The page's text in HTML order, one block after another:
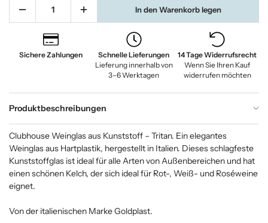
In den Warenkorb legen
Sichere Zahlungen
Schnelle Lieferungen
Lieferung innerhalb von
3–6 Werktagen
14 Tage Widerrufsrecht
Wenn Sie Ihren Kauf
widerrufen möchten
Produktbeschreibungen
Clubhouse Weinglas aus Kunststoff – Tritan. Ein elegantes
Weinglas aus Hartplastik, hergestellt in Italien. Dieses schlagfeste
Kunststoffglas ist ideal für alle Arten von Außenbereichen und hat
einen schönen Kelch, der sich ideal für Rot-, Weiß- und Roséweine
eignet.
Von der italienischen Marke Goldplast.